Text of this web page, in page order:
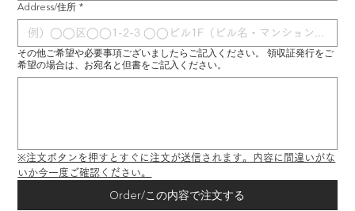
Address/住所 *
その他ご希望や必要事項ございましたらご記入ください。 領収証発行をご
希望の場合は、お宛名と但書をご記入ください。
※注文ボタンを押すとすぐに注文が送信されます。内容に間違いがな
いか今一度ご確認ください。
Order/この内容で注文する